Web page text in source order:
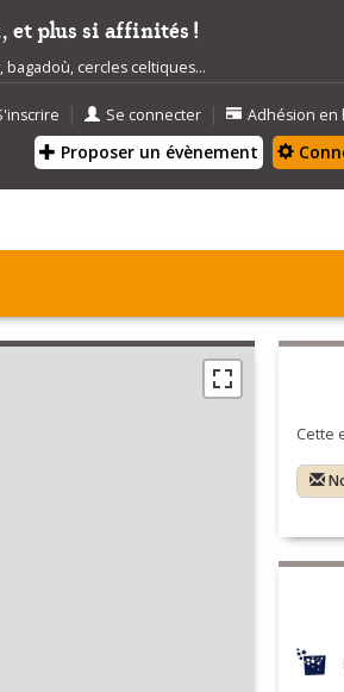
et plus si affinités !
cercles celtiques...
| Se connecter | Adhésion en
Proposer un évènement
Cette